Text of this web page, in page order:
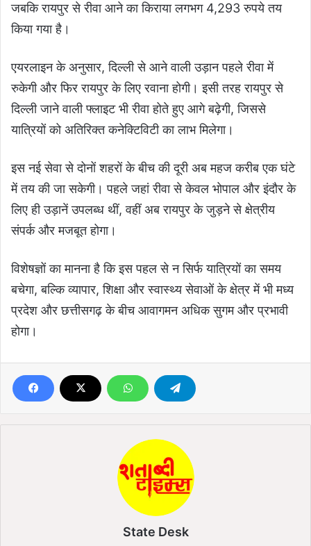
जबकि रायपुर से रीवा आने का किराया लगभग 4,293 रुपये तय
किया गया है।
एयरलाइन के अनुसार, दिल्ली से आने वाली उड़ान पहले रीवा में
रुकेगी और फिर रायपुर के लिए रवाना होगी। इसी तरह रायपुर से
दिल्ली जाने वाली फ्लाइट भी रीवा होते हुए आगे बढ़ेगी, जिससे
यात्रियों को अतिरिक्त कनेक्टिविटी का लाभ मिलेगा।
इस नई सेवा से दोनों शहरों के बीच की दूरी अब महज करीब एक घंटे
में तय की जा सकेगी। पहले जहां रीवा से केवल भोपाल और इंदौर के
लिए ही उड़ानें उपलब्ध थीं, वहीं अब रायपुर के जुड़ने से क्षेत्रीय
संपर्क और मजबूत होगा।
विशेषज्ञों का मानना है कि इस पहल से न सिर्फ यात्रियों का समय
बचेगा, बल्कि व्यापार, शिक्षा और स्वास्थ्य सेवाओं के क्षेत्र में भी मध्य
प्रदेश और छत्तीसगढ़ के बीच आवागमन अधिक सुगम और प्रभावी
होगा।
State Desk